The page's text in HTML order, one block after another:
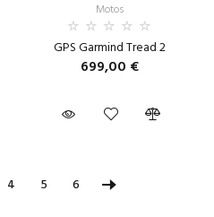
Motos
GPS Garmind Tread 2
699,00 €
4 5 6